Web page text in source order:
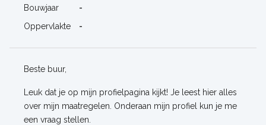
Bouwjaar
-
Oppervlakte
-
Beste buur,
Leuk dat je op mijn profielpagina kijkt! Je leest hier alles
over mijn maatregelen. Onderaan mijn profiel kun je me
een vraag stellen.